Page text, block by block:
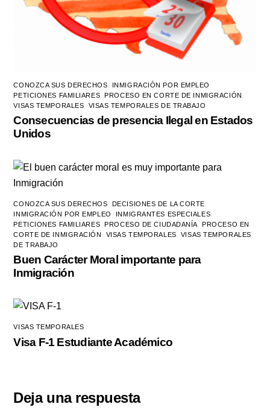
CONOZCA SUS DERECHOS INMIGRACIÓN POR EMPLEO
PETICIONES FAMILIARES ,PROCESO EN CORTE DE INMIGRACIÓN
VISAS TEMPORALES
VISAS TEMPORALES DE TRABAJO
Consecuencias de presencia Ilegal en Estados
Unidos
CONOZCA SUS DERECHOS DECISIONES DE LA CORTE
INMIGRACIÓN POR EMPLEO
INMIGRANTES ESPECIALES
PETICIONES FAMILIARES ,PROCESO DE CIUDADANÍA ,PROCESO EN
CORTE DE INMIGRACIÓN
VISAS TEMPORALES
VISAS TEMPORALES
DE TRABAJO
Buen Carácter Moral importante para
Inmigración
VISAS TEMPORALES
Visa F-1 Estudiante Académico
Deja una respuesta